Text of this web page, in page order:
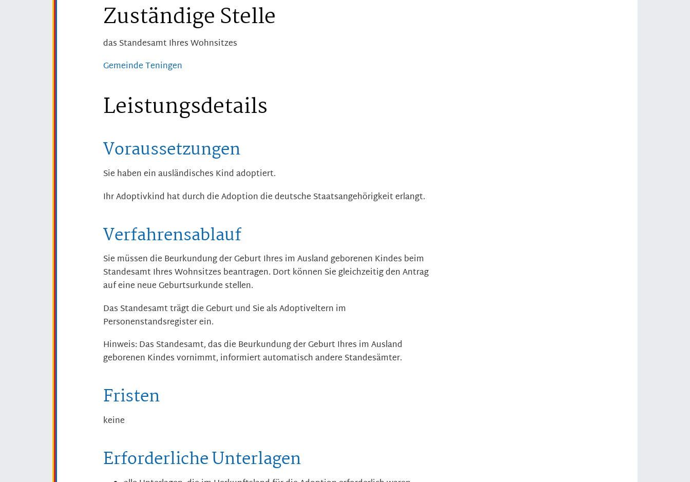
Zuständige Stelle
das Standesamt Ihres Wohnsitzes
Gemeinde Teningen
Leistungsdetails
Voraussetzungen
Sie haben ein ausländisches Kind adoptiert.
Ihr Adoptivkind hat durch die Adoption die deutsche Staatsangehörigkeit erlangt.
Verfahrensablauf
Sie müssen die Beurkundung der Geburt Ihres im Ausland geborenen Kindes beim
Standesamt Ihres Wohnsitzes beantragen. Dort können Sie gleichzeitig den Antrag
auf eine neue Geburtsurkunde stellen.
Das Standesamt trägt die Geburt und Sie als Adoptiveltern im
Personenstandsregister ein.
Hinweis: Das Standesamt, das die Beurkundung der Geburt Ihres im Ausland
geborenen Kindes vornimmt, informiert automatisch andere Standesämter.
Fristen
keine
Erforderliche Unterlagen